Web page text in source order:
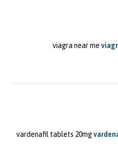
viagra near me
vardenafil tablets 20mg